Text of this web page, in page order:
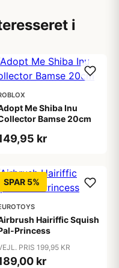
i
Me Shiba Inu
Bamse 20cm
kr
SPAR 5%
Hairiffic Squish
Princess
PRIS 199,95 KR
kr